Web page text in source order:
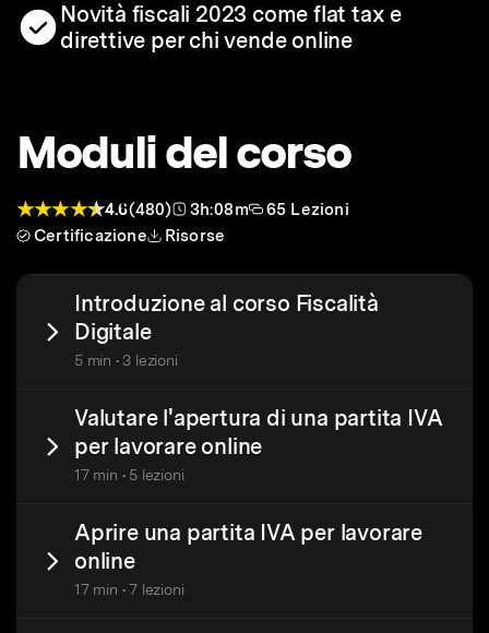
Novità fiscali 2023 come flat tax e
direttive per chi vende online
Moduli del corso
4.6(480) 3h:08m
65 Lezioni
Certificazione
Risorse
Introduzione al corso Fiscalità
Digitale
5 min • 3 lezioni
Valutare l'apertura di una partita IVA
per lavorare online
17 min • 5 lezioni
Aprire una partita IVA per lavorare
online
17 min • 7 lezioni